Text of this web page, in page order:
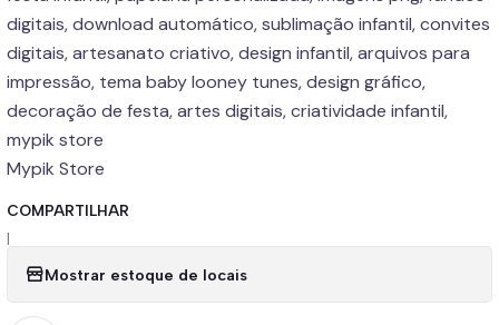
digitais, download automático, sublimação infantil, convites
digitais, artesanato criativo, design infantil, arquivos para
impressão, tema baby looney tunes, design gráfico,
decoração de festa, artes digitais, criatividade infantil,
mypik store
Mypik Store
COMPARTILHAR
|
Mostrar estoque de locais